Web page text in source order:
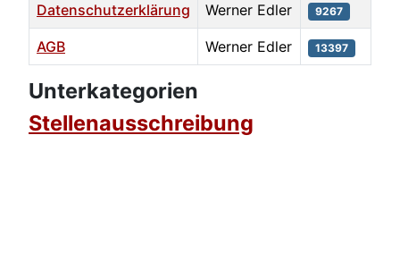
Datenschutzerklärung Werner Edler 9267
AGB Werner Edler 13397
Unterkategorien
Stellenausschreibung